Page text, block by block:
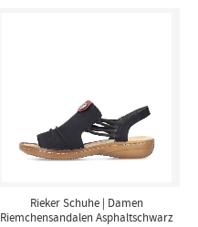
Rieker Schuhe | Damen
Riemchensandalen Asphaltschwarz